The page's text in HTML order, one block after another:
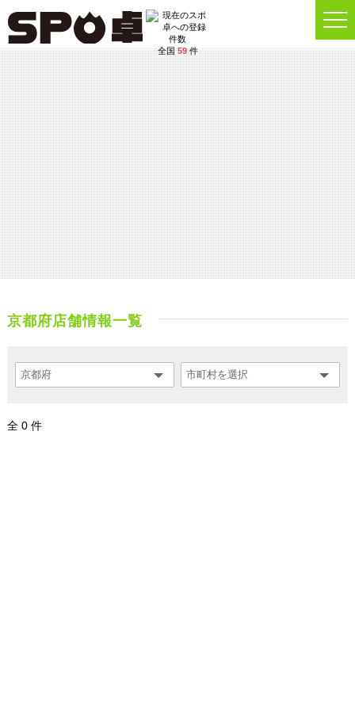
全国59件
京都府店舗情報一覧
全 0 件